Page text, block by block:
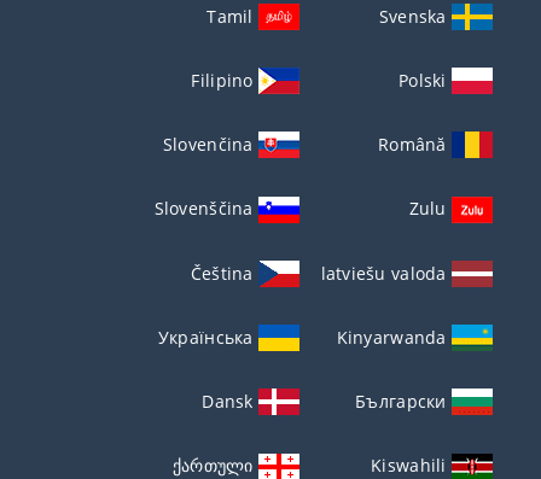
Svenska
Tamil
Polski
Filipino
Română
Slovenčina
Zulu
Slovenščina
latviešu valoda
Čeština
Kinyarwanda
Українська
Български
Dansk
Kiswahili
ქართული